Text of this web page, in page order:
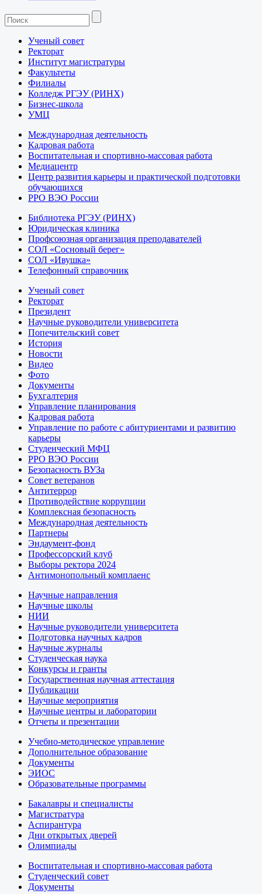
Ученый совет
Ректорат
Институт магистратуры
Факультеты
Филиалы
Колледж РГЭУ (РИНХ)
Бизнес-школа
УМЦ
Международная деятельность
Кадровая работа
Воспитательная и спортивно-массовая работа
Медиацентр
Центр развития карьеры и практической подготовки
обучающихся
РРО ВЭО России
Библиотека РГЭУ (РИНХ)
Юридическая клиника
Профсоюзная организация преподавателей
СОЛ «Сосновый берег»
СОЛ «Ивушка»
Телефонный справочник
Ученый совет
Ректорат
Президент
Научные руководители университета
Попечительский совет
История
Новости
Видео
Фото
Документы
Бухгалтерия
Управление планирования
Кадровая работа
Управление по работе с абитуриентами и развитию
карьеры
Студенческий МФЦ
РРО ВЭО России
Безопасность ВУЗа
Совет ветеранов
Антитеррор
Противодействие коррупции
Комплексная безопасность
Международная деятельность
Партнеры
Эндаумент-фонд
Профессорский клуб
Выборы ректора 2024
Антимонопольный комплаенс
Научные направления
Научные школы
НИИ
Научные руководители университета
Подготовка научных кадров
Научные журналы
Студенческая наука
Конкурсы и гранты
Государственная научная аттестация
Публикации
Научные мероприятия
Научные центры и лаборатории
Отчеты и презентации
Учебно-методическое управление
Дополнительное образование
Документы
ЭИОС
Образовательные программы
Бакалавры и специалисты
Магистратура
Аспирантура
Дни открытых дверей
Олимпиады
Воспитательная и спортивно-массовая работа
Студенческий совет
Документы